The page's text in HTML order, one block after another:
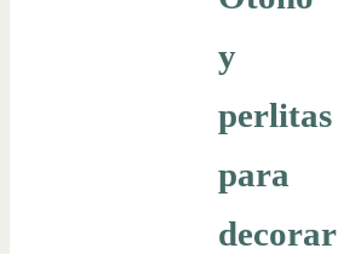
y
perlitas
para
decorar